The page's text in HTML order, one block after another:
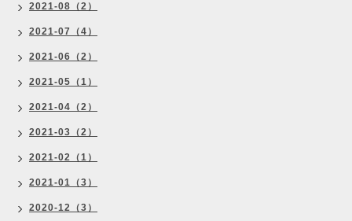
2021-08（2）
2021-07（4）
2021-06（2）
2021-05（1）
2021-04（2）
2021-03（2）
2021-02（1）
2021-01（3）
2020-12（3）